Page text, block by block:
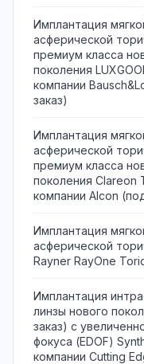
Имплантация
асферической
премиум класса
поколения
компании
заказ)
Имплантация
асферической
премиум класса
поколения Clareon
компании Alcon
Имплантация
асферической
Rayner RayOne
Имплантация
линзы нового
заказ) с
фокуса (EDOF)
компании Cutting